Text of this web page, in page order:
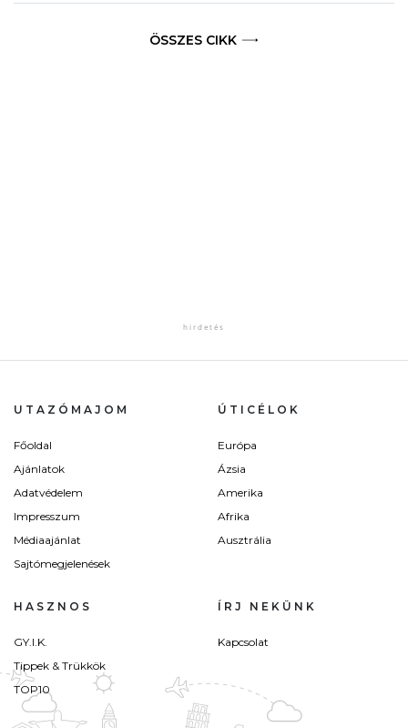
ÖSSZES CIKK
UTAZÓMAJOM
Főoldal
Ajánlatok
Adatvédelem
Impresszum
Médiaajánlat
Sajtómegjelenések
ÚTICÉLOK
Európa
Ázsia
Amerika
Afrika
Ausztrália
HASZNOS
GY.I.K.
Tippek & Trükkök
TOP10
ÍRJ NEKÜNK
Kapcsolat